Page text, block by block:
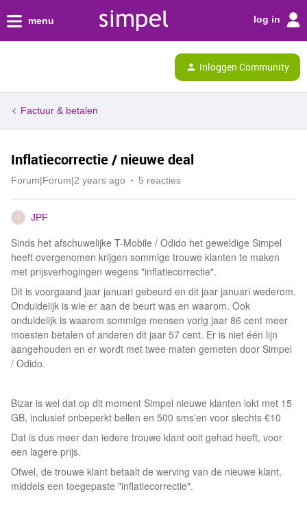
menu log in
Inloggen Community
Factuur & betalen
Inflatiecorrectie / nieuwe deal
Forum|Forum|2 years ago 5 reacties
J JPF
Sinds het afschuwelijke T-Mobile / Odido het geweldige Simpel
heeft overgenomen krijgen sommige trouwe klanten te maken
met prijsverhogingen wegens "inflatiecorrectie".
Dit is voorgaand jaar januari gebeurd en dit jaar januari wederom.
Onduidelijk is wie er aan de beurt was en waarom. Ook
onduidelijk is waarom sommige mensen vorig jaar 86 cent meer
moesten betalen of anderen dit jaar 57 cent. Er is niet één lijn
aangehouden en er wordt met twee maten gemeten door Simpel
/ Odido.
Bizar is wel dat op dit moment Simpel nieuwe klanten lokt met 15
GB, inclusief onbeperkt bellen en 500 sms'en voor slechts €10
Dat is dus meer dan iedere trouwe klant ooit gehad heeft, voor
een lagere prijs.
Ofwel, de trouwe klant betaalt de werving van de nieuwe klant,
middels een toegepaste "inflatiecorrectie".